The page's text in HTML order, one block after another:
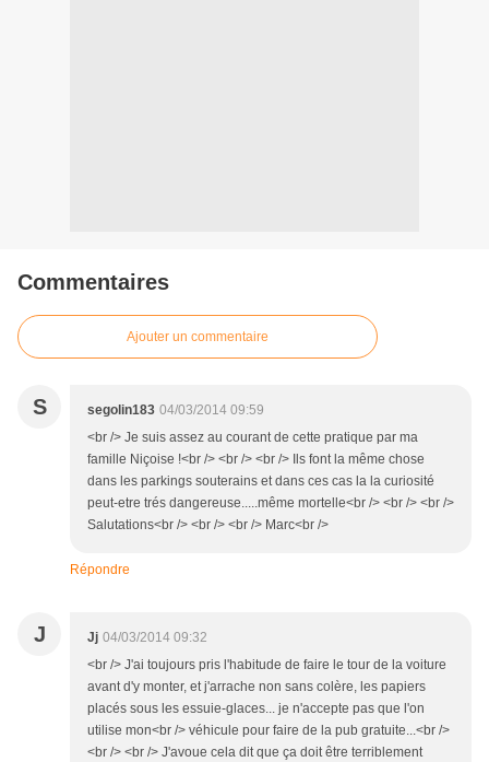
Commentaires
Ajouter un commentaire
S segolin183 04/03/2014 09:59
<br /> Je suis assez au courant de cette pratique par ma
famille Niçoise !<br /> <br /> <br /> Ils font la même chose
dans les parkings souterains et dans ces cas la la curiosité
peut-etre trés dangereuse.....même mortelle<br /> <br /> <br />
Salutations<br /> <br /> <br /> Marc<br />
Répondre
J Jj 04/03/2014 09:32
<br /> J'ai toujours pris l'habitude de faire le tour de la voiture
avant d'y monter, et j'arrache non sans colère, les papiers
placés sous les essuie-glaces... je n'accepte pas que l'on
utilise mon<br /> véhicule pour faire de la pub gratuite...<br />
<br /> <br /> J'avoue cela dit que ça doit être terriblement